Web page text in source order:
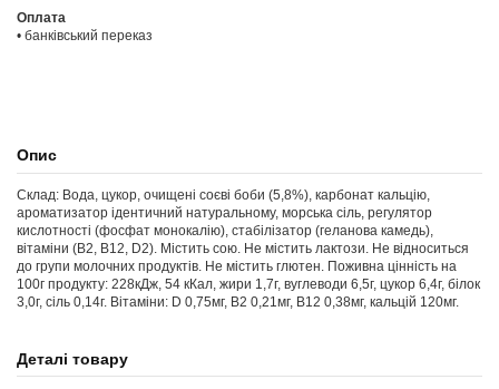
Оплата
• банківський переказ
Опис
Склад: Вода, цукор, очищені соєві боби (5,8%), карбонат кальцію,
ароматизатор ідентичний натуральному, морська сіль, регулятоp
кислотності (фосфат монокалію), стабілізатор (геланова камедь),
вітаміни (B2, B12, D2). Містить сою. Не містить лактози. Не відноситься
до групи молочних продуктів. Не містить глютен. Поживна цінність на
100г продукту: 228кДж, 54 кКал, жири 1,7г, вуглеводи 6,5г, цукор 6,4г, білок
3,0г, сіль 0,14г. Вітаміни: D 0,75мг, В2 0,21мг, В12 0,38мг, кальцій 120мг.
Деталі товару